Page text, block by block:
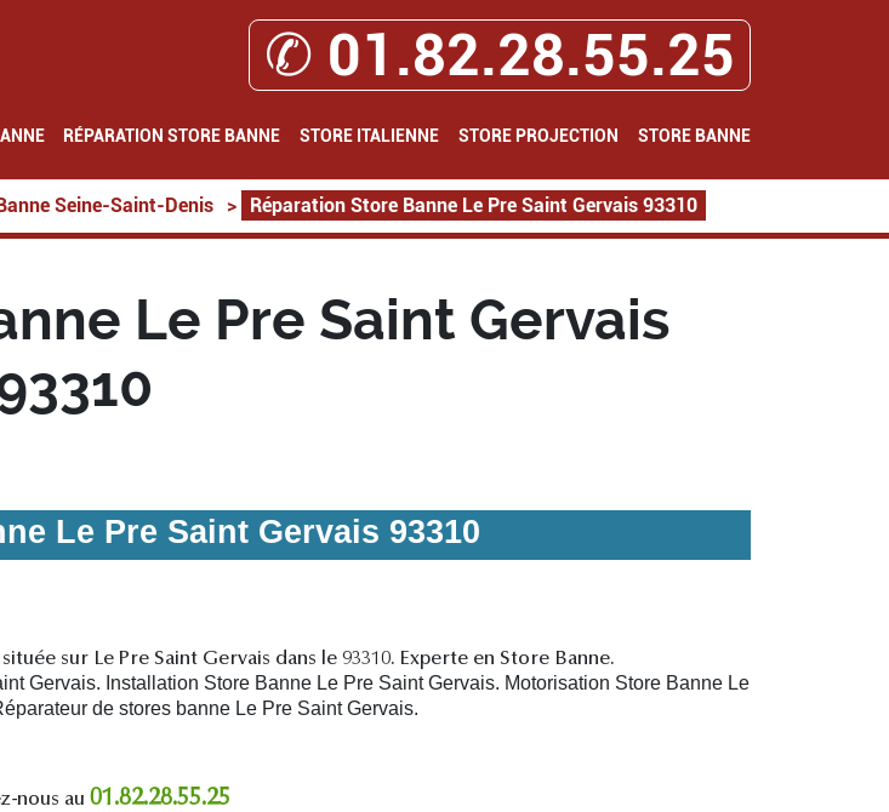
✆ 01.82.28.55.25
RÉPARATION STORE BANNE STORE ITALIENNE STORE PROJECTION STORE BANNE
Seine-Saint-Denis > Réparation Store Banne Le Pre Saint Gervais 93310
Le Pre Saint Gervais
Le Pre Saint Gervais 93310
sur Le Pre Saint Gervais dans le 93310. Experte en Store Banne.
Gervais. Installation Store Banne Le Pre Saint Gervais. Motorisation Store Banne Le
éparateur de stores banne Le Pre Saint Gervais.
nous au 01.82.28.55.25